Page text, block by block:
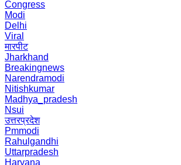
Congress
Modi
Delhi
Viral
मारपीट
Jharkhand
Breakingnews
Narendramodi
Nitishkumar
Madhya_pradesh
Nsui
उत्तरप्रदेश
Pmmodi
Rahulgandhi
Uttarpradesh
Haryana